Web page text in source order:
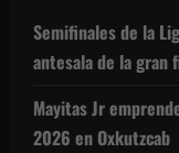
Semifinales de la
antesala de la gran
Mayitas Jr
2026 en Oxkutzcab